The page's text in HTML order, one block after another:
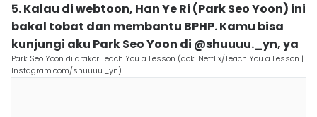
5. Kalau di webtoon, Han Ye Ri (Park Seo Yoon) ini
bakal tobat dan membantu BPHP. Kamu bisa
kunjungi aku Park Seo Yoon di @shuuuu._yn, ya
Park Seo Yoon di drakor Teach You a Lesson (dok. Netflix/Teach You a Lesson |
Instagram.com/shuuuu._yn)